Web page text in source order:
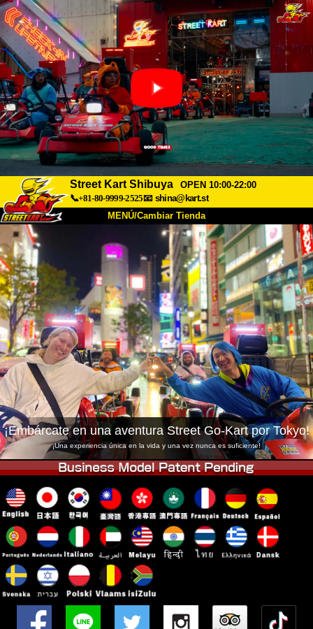
Street Kart Shibuya
OPEN 10:00-22:00
📞+81-80-9999-2525📧 shina@kart.st
MENÚ/Cambiar Tienda
INICIO
Acerca de Especificaciones Precios
Acceso Testimonios Preguntas Frecuentes
Empresa Reservas
Cambiar Tienda
Tokyo Shinagawa Tokyo Akihabara#1
Tokyo Akihabara#2 Tokyo Shibuya
Tokyo Shibuya Annex Tokyo Bay
Tokyo Asakusa Osaka
Okinawa
¡Embárcate en una aventura Street Go-Kart por Tokyo!
¡Una experiencia única en la vida y una vez nunca es suficiente!